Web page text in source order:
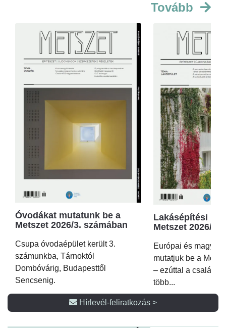
Tovább
Óvodákat mutatunk be a
Metszet 2026/3. számában
Csupa óvodaépület került 3.
számunkba, Tárnoktól
Dombóvárig, Budapesttől
Sencsenig.
Lakásépítési
Metszet 2026/2.
Európai és magyar
mutatjuk be a
– ezúttal a családi
több...
Hírlevél-feliratkozás >